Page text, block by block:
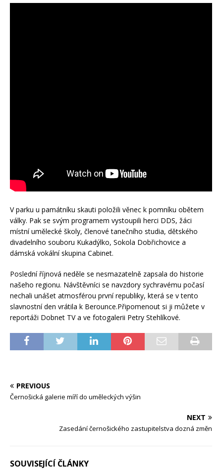
V parku u památníku skauti položili věnec k pomníku obětem
války. Pak se svým programem vystoupili herci DDS, žáci
místní umělecké školy, členové tanečního studia, dětského
divadelního souboru Kukadýlko, Sokola Dobřichovice a
dámská vokální skupina Cabinet.
Poslední říjnová neděle se nesmazatelně zapsala do historie
našeho regionu. Návštěvníci se navzdory sychravému počasí
nechali unášet atmosférou první republiky, která se v tento
slavnostní den vrátila k Berounce.Připomenout si ji můžete v
reportáži Dobnet TV a ve fotogalerii Petry Stehlíkové.
PREVIOUS
Černošická galerie míří do uměleckých výšin
NEXT
Zasedání černošického zastupitelstva dozná změn
SOUVISEJÍCÍ ČLÁNKY